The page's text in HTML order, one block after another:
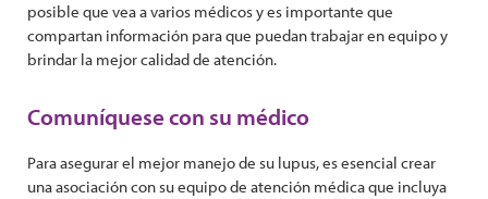
posible que vea a varios médicos y es importante que
compartan información para que puedan trabajar en equipo y
brindar la mejor calidad de atención.
Comuníquese con su médico
Para asegurar el mejor manejo de su lupus, es esencial crear
una asociación con su equipo de atención médica que incluya